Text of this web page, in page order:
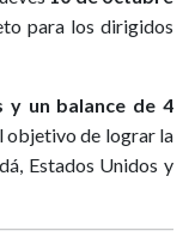
para los dirigidos
y un balance de 4
objetivo de lograr la
Estados Unidos y